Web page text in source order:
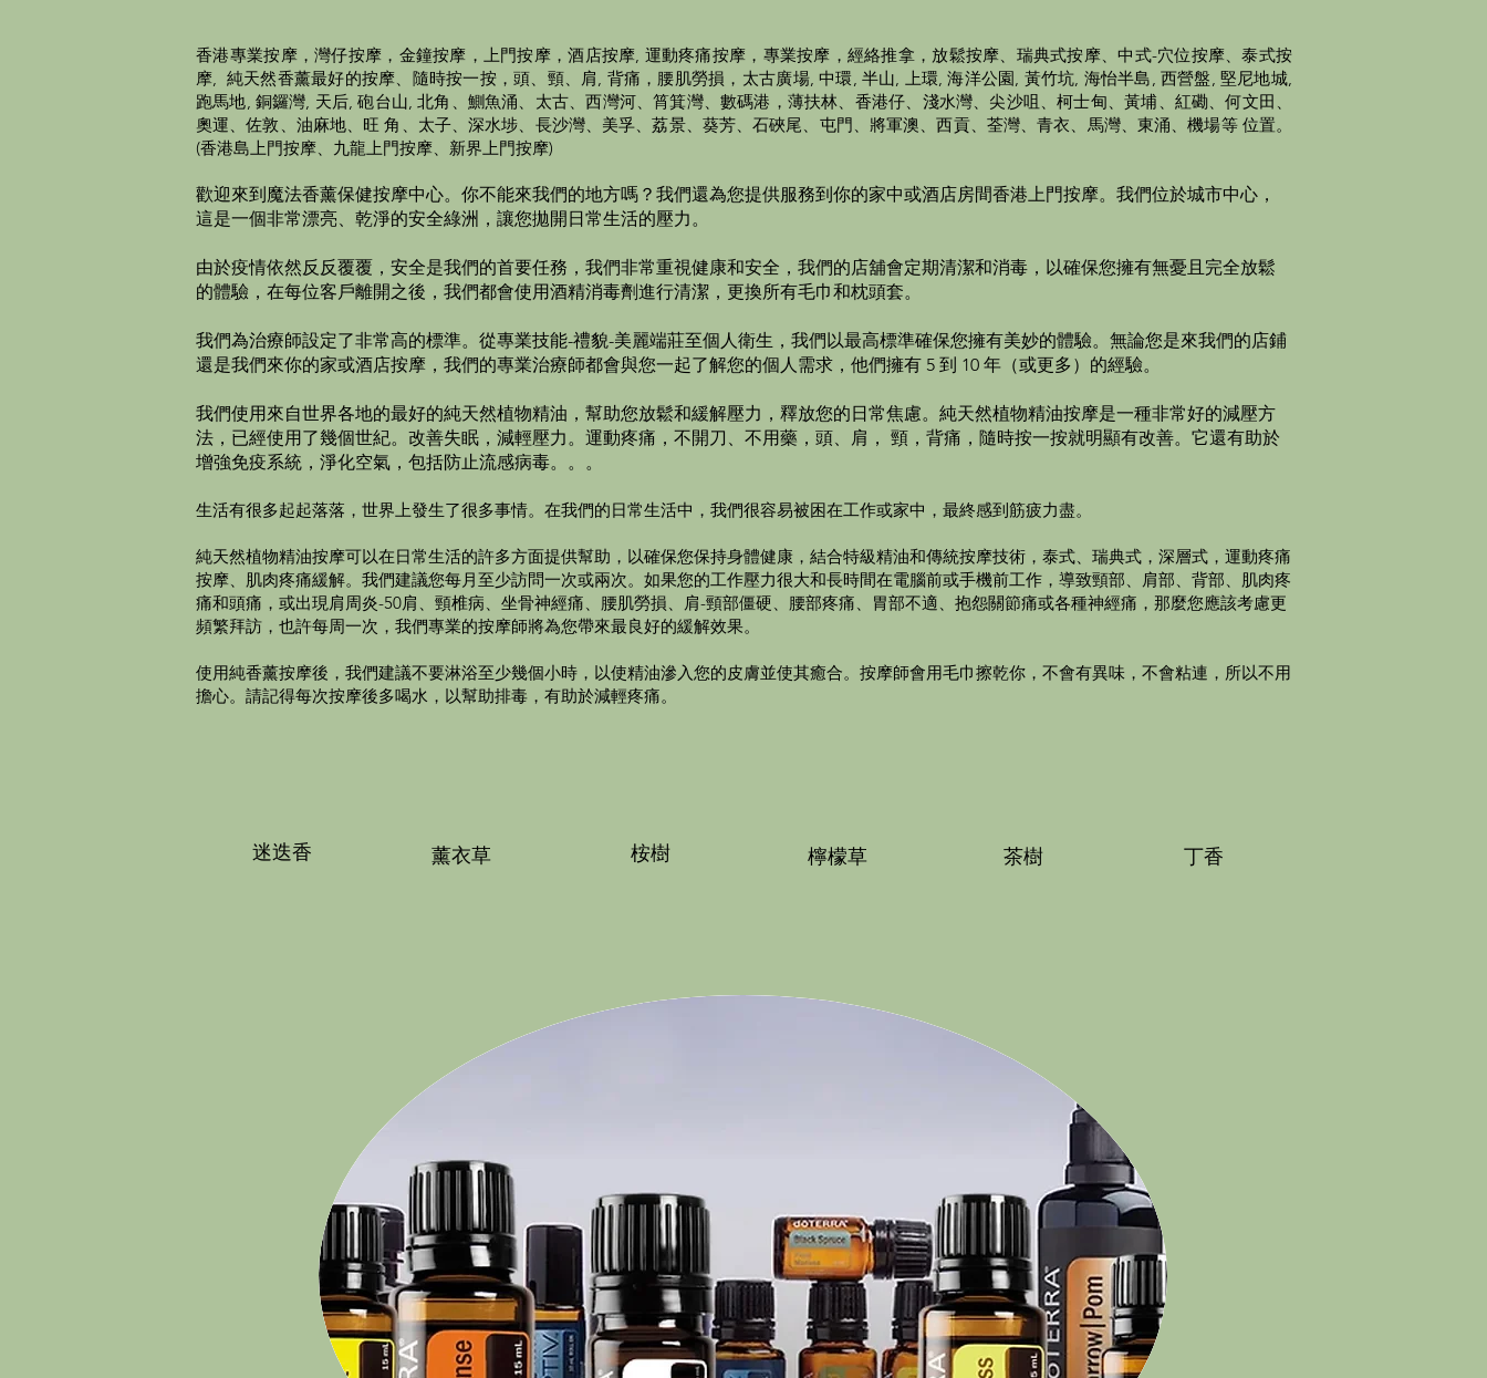
香港專業按摩，灣仔按摩，金鐘按摩，上門按摩，酒店按摩, 運動疼痛按摩，專業按摩，經絡推拿，放鬆按摩、瑞典式按摩、中式-穴位按摩、泰式按
摩, 純天然香薰最好的按摩、隨時按一按，頭、頸、肩, 背痛，腰肌勞損，太古廣場, 中環, 半山, 上環, 海洋公園, 黃竹坑, 海怡半島, 西營盤, 堅尼地城,
跑馬地, 銅鑼灣, 天后, 砲台山, 北角、鰂魚涌、太古、西灣河、筲箕灣、數碼港，薄扶林、香港仔、淺水灣、尖沙咀、柯士甸、黃埔、紅磡、何文田、
奧運、佐敦、油麻地、旺 角、太子、深水埗、長沙灣、美孚、荔景、葵芳、石硤尾、屯門、將軍澳、西貢、荃灣、青衣、馬灣、東涌、機場等 位置。
(香港島上門按摩、九龍上門按摩、新界上門按摩)
歡迎來到魔法香薰保健按摩中心。 你不能來我們的地方嗎？我們還為您提供服務到你的家中或酒店房間香港上門按摩。我們位於城市中心，
這是一個非常漂亮、乾淨的安全綠洲 ， 讓您拋開日常生活的壓力。
由於疫情依然反反覆覆，安全是我們的首要任務，我們非常重視健康和安全，我們的店舖會定期清潔和消毒，以確保您擁有無憂且完全放鬆
的體驗，在每位客戶離開之後，我們都會使用酒精消毒劑進行清潔，更換所有毛巾和枕頭套。
我們為治療師設定了非常高的標準。從專業技能-禮貌-美麗端莊至個人衛生，我們以最高標準確保您擁有美妙的體驗。​無論您是來我們的店鋪
還是我們來你的家或酒店按摩，我們的專業治療師都會與您一起了解您的個人需求，他們擁有 5 到 10 年（或更多）的經驗。
我們使用來自世界各地的最好的純天然植物精油，幫助您放鬆和緩解壓力，釋放您的日常焦慮。純天然植物精油按摩是一種非常好的減壓方
法，已經使用了幾個世紀。改善失眠，減輕壓力。運動疼痛，不開刀、不用藥，頭、肩， 頸，背痛，隨時按一按就明顯有改善。它還有助於
增強免疫系統，淨化空氣，包括防止流感病毒。。。
生活有很多起起落落，世界上發生了很多事情。在我們的日常生活中，我們很容易被困在工作或家中，最終感到筋疲力盡。
純天然植物精油按摩可以在日常生活的許多方面提供幫助，以確保您保持身體健康，結合特級精油和傳統按摩技術，泰式、瑞典式，深層式，運動疼痛
按摩、肌肉疼痛緩解。我們建議您每月至少訪問一次或兩次。如果您的工作壓力很大和長時間在電腦前或手機前工作，導致頸部、肩部、背部、肌肉疼
痛和頭痛，或出現肩周炎-50肩、頸椎病、坐骨神經痛、腰肌勞損、肩-頸部僵硬、腰部疼痛、胃部不適、抱怨關節痛或各種神經痛，那麼您應該考慮更
頻繁拜訪，也許每周一次，我們專業的按摩師將為您帶來最良好的緩解效果。
使用純香薰按摩後，我們建議不要淋浴至少幾個小時，以使精油滲入您的皮膚並使其癒合。按摩師會用毛巾擦乾你，不會有異味，不會粘連，所以不用
擔心。請記得每次按摩後多喝水，以幫助排毒，有助於減輕疼痛。
迷迭香 薰衣草 桉樹 檸檬草 茶樹 丁香